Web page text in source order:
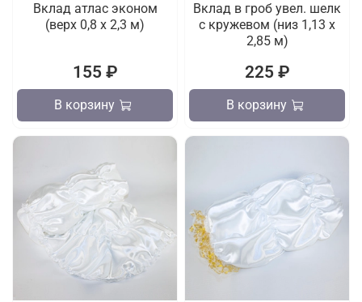
Вклад атлас эконом
(верх 0,8 х 2,3 м)
155 ₽
В корзину
Вклад в гроб увел. шелк
с кружевом (низ 1,13 х
2,85 м)
225 ₽
В корзину